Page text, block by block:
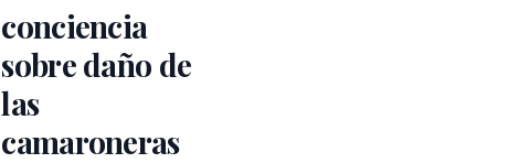
conciencia
sobre daño de
las
camaroneras